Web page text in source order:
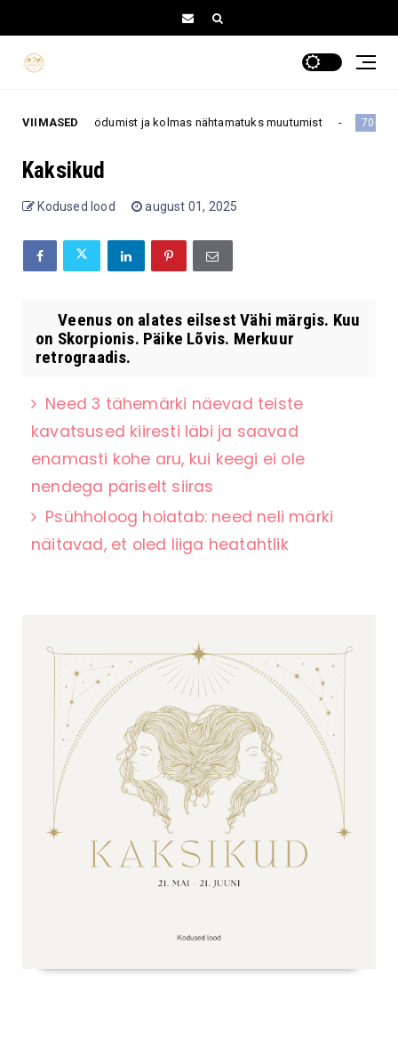
VIIMASED
aja möödumist ja kolmas nähtamatuks muutumist 70+
Kaksikud
Kodused lood august 01, 2025
Veenus on alates eilsest Vähi märgis. Kuu
on Skorpionis. Päike Lõvis. Merkuur
retrograadis.
Need 3 tähemärki näevad teiste
kavatsused kiiresti läbi ja saavad
enamasti kohe aru, kui keegi ei ole
nendega päriselt siiras
Psühholoog hoiatab: need neli märki
näitavad, et oled liiga heatahtlik